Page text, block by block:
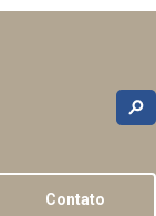
Contato